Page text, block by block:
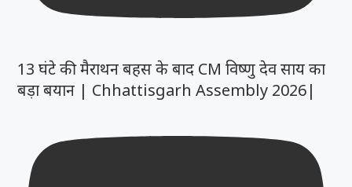
13 घंटे की मैराथन बहस के बाद CM विष्णु देव साय का
बड़ा बयान | Chhattisgarh Assembly 2026|